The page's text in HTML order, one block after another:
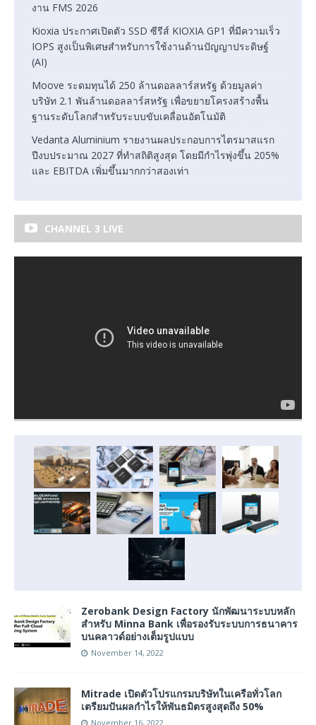
งาน FMS 2026
Kioxia ประกาศเปิดตัว SSD ซีรีส์ KIOXIA GP1 ที่มีความเร็ว
IOPS สูงเป็นพิเศษสำหรับการใช้งานด้านปัญญาประดิษฐ์
(AI)
Moove ระดมทุนได้ 250 ล้านดอลลาร์สหรัฐ ด้วยมูลค่า
บริษัท 2.1 พันล้านดอลลาร์สหรัฐ เพื่อขยายโครงสร้างพื้น
ฐานระดับโลกสำหรับระบบขับเคลื่อนอัตโนมัติ
Vedanta Aluminium รายงานผลประกอบการไตรมาสแรก
ปีงบประมาณ 2027 ที่ทำสถิติสูงสุด โดยมีกำไรพุ่งขึ้น 205%
และ EBITDA เพิ่มขึ้นมากกว่าสองเท่า
CHANNEL 3 LIVE
Zerobank Design Factory นักพัฒนาระบบหลัก
สำหรับ Minna Bank เพื่อรองรับระบบการธนาคาร
บนคลาวด์อย่างเต็มรูปแบบ
November 14, 2022
Mitrade เปิดตัวโปรแกรมบริษัทในเครือทั่วโลก
เตรียมปันผลกำไรให้พันธมิตรสูงสุดถึง 50%
November 16, 2022